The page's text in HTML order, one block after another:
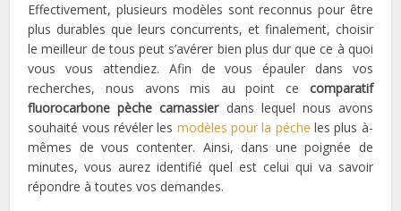
Effectivement, plusieurs modèles sont reconnus pour être
plus durables que leurs concurrents, et finalement, choisir
le meilleur de tous peut s’avérer bien plus dur que ce à quoi
vous vous attendiez. Afin de vous épauler dans vos
recherches, nous avons mis au point ce comparatif
fluorocarbone pèche carnassierdans lequel nous avons
souhaité vous révéler les modèles pour la péche les plus à-
mêmes de vous contenter. Ainsi, dans une poignée de
minutes, vous aurez identifié quel est celui qui va savoir
répondre à toutes vos demandes.